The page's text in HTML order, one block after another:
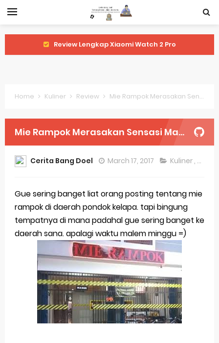
Review Lengkap Xiaomi Watch 2 Pro
Perubahan Regulasi Merek Dagang
Sejarah Merek Dagang Terkenal
Evolusi Identitas Dagang
Review Lengkap Apple Watch Series 10
Merek Dagang dari Masa ke Masa
Perkembangan Merek Dagang Modern
Multinational Trademarks
Review Oppo Reno 15 Pro: Smartphone Premium
dengan Kamera 200MP dan Baterai Tahan Lama
Review Vivo V70 FE: Smartphone Fan Edition dengan
Home Kuliner Review Mie Rampok Merasakan Sensasi Makan Mie di Penjara
Mie Rampok Merasakan Sensasi Makan Mie di Penjara
Cerita Bang Doel March 17, 2017 Kuliner ,
Gue sering banget liat orang posting tentang mie
rampok di daerah pondok kelapa. tapi bingung
tempatnya di mana padahal gue sering banget ke
daerah sana. apalagi waktu malem minggu =)